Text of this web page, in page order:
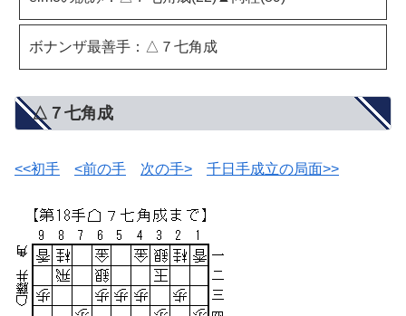
ボナンザ最善手：△７七角成
△７七角成
<<初手 <前の手 次の手> 千日手成立の局面>>